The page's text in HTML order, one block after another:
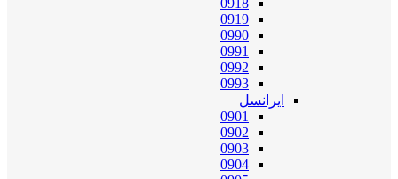
0918
0919
0990
0991
0992
0993
ایرانسل
0901
0902
0903
0904